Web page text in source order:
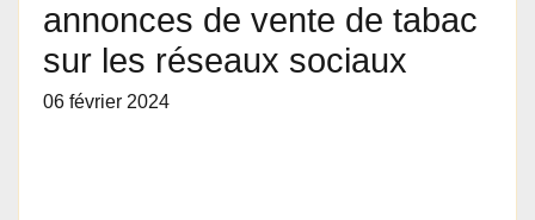
annonces de vente de tabac
sur les réseaux sociaux
06 février 2024